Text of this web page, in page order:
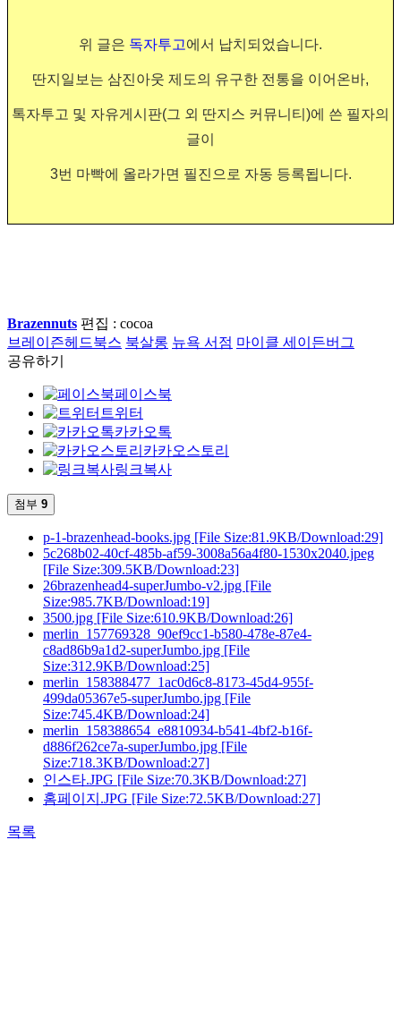
위 글은 독자투고에서 납치되었습니다.
딴지일보는 삼진아웃 제도의 유구한 전통을 이어온바,
톡자투고 및 자유게시판(그 외 딴지스 커뮤니티)에 쓴 필자의
글이
3번 마빡에 올라가면 필진으로 자동 등록됩니다.
Brazennuts 편집 : cocoa
브레이즌헤드북스 북살롱 뉴욕 서점 마이클 세이든버그
공유하기
페이스북
트위터
카카오톡
카카오스토리
링크복사
첨부 9
p-1-brazenhead-books.jpg [File Size:81.9KB/Download:29]
5c268b02-40cf-485b-af59-3008a56a4f80-1530x2040.jpeg
[File Size:309.5KB/Download:23]
26brazenhead4-superJumbo-v2.jpg [File
Size:985.7KB/Download:19]
3500.jpg [File Size:610.9KB/Download:26]
merlin_157769328_90ef9cc1-b580-478e-87e4-
c8ad86b9a1d2-superJumbo.jpg [File
Size:312.9KB/Download:25]
merlin_158388477_1ac0d6c8-8173-45d4-955f-
499da05367e5-superJumbo.jpg [File
Size:745.4KB/Download:24]
merlin_158388654_e8810934-b541-4bf2-b16f-
d886f262ce7a-superJumbo.jpg [File
Size:718.3KB/Download:27]
인스타.JPG [File Size:70.3KB/Download:27]
홈페이지.JPG [File Size:72.5KB/Download:27]
목록